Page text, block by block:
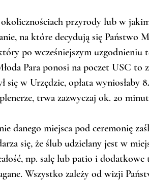
przyrody lub w
na które decydują się Państwo
po wcześniejszym uzgodnieniu
Para ponosi na poczet USC to
się w Urzędzie, opłata wyniosłaby
trwa zazwyczaj ok. 20
danego miejsca pod ceremonię
się, że ślub udzielany jest w
np. salę lub patio i
Wszystko zależy od wizji